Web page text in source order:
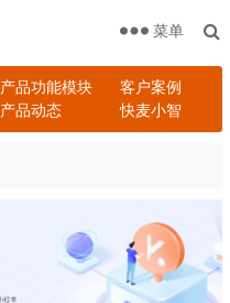
产品功能模块
客户案例
产品动态 快麦小智
菜单